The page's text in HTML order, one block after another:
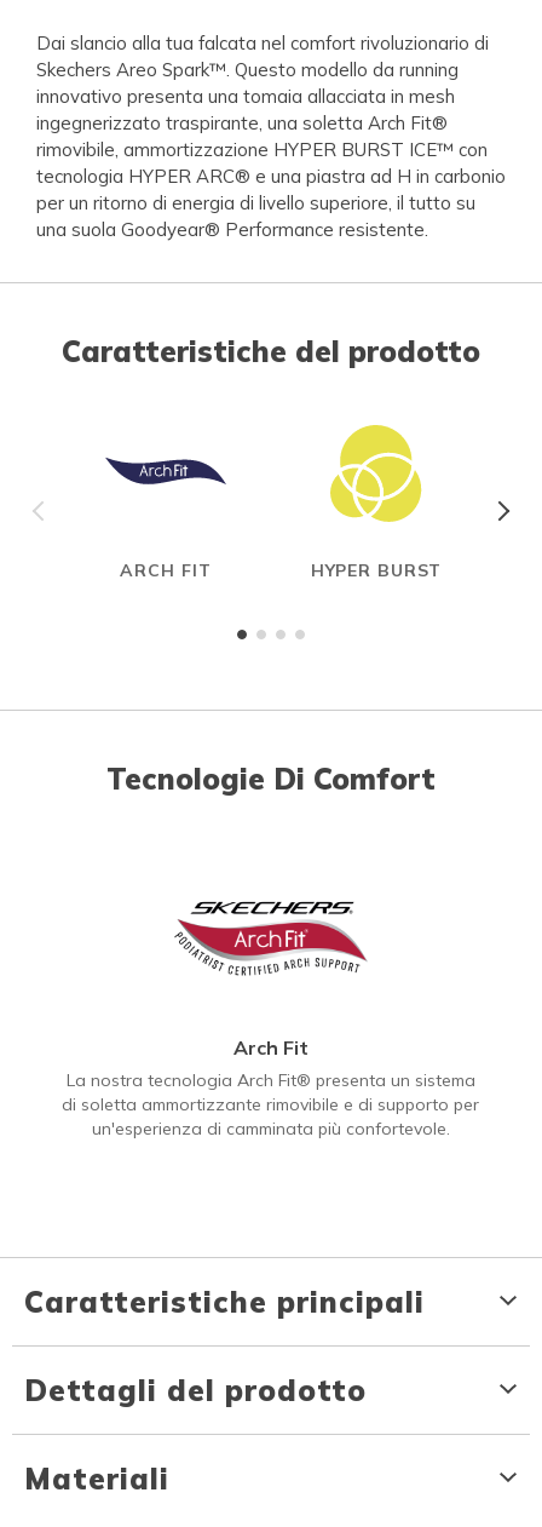
Dai slancio alla tua falcata nel comfort rivoluzionario di
Skechers Areo Spark™. Questo modello da running
innovativo presenta una tomaia allacciata in mesh
ingegnerizzato traspirante, una soletta Arch Fit®
rimovibile, ammortizzazione HYPER BURST ICE™ con
tecnologia HYPER ARC® e una piastra ad H in carbonio
per un ritorno di energia di livello superiore, il tutto su
una suola Goodyear® Performance resistente.
Caratteristiche del prodotto
ARCH FIT HYPER BURST
Tecnologie Di Comfort
Arch Fit
La nostra tecnologia Arch Fit® presenta un sistema
di soletta ammortizzante rimovibile e di supporto per
un'esperienza di camminata più confortevole.
Caratteristiche principali
Dettagli del prodotto
Materiali